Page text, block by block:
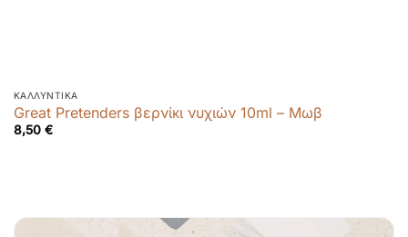
ΚΑΛΛΥΝΤΙΚΆ
Great Pretenders βερνίκι νυχιών 10ml – Μωβ
8,50 €